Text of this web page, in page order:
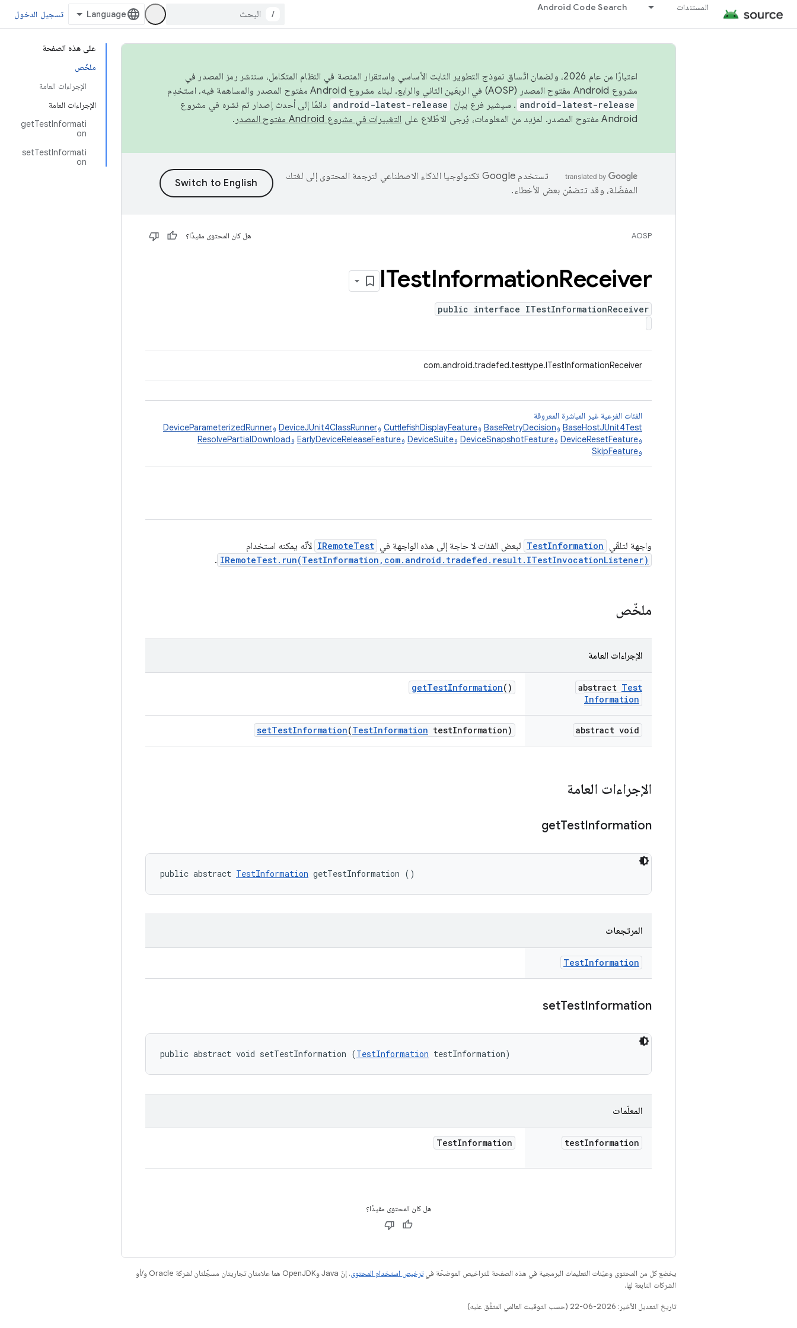
المستندات Android Code Search
/ تسجيل الدخول
على هذه الصفحة
ملخّص
الإجراءات العامة
الإجراءات العامة
getTestInformati
on
setTestInformati
on
اعتبارًا من عام 2026، ولضمان اتّساق نموذج التطوير الثابت الأساسي واستقرار المنصة في النظام المتكامل، سننشر رمز المصدر في
مشروع Android مفتوح المصدر (AOSP) في الربعَين الثاني والرابع. لبناء مشروع Android مفتوح المصدر والمساهمة فيه، استخدِم
android-latest-release . سيشير فرع بيان android-latest-release دائمًا إلى أحدث إصدار تم نشره في مشروع
Android مفتوح المصدر. لمزيد من المعلومات، يُرجى الاطّلاع على
التغييرات في مشروع Android مفتوح المصدر .
تستخدم Google تكنولوجيا الذكاء الاصطناعي لترجمة المحتوى إلى لغتك
المفضّلة، وقد تتضمّن بعض الأخطاء.
AOSP هل كان المحتوى مفيدًا؟
ITestInformationReceiver
public interface ITestInformationReceiver
com.android.tradefed.testtype.ITestInformationReceiver
الفئات الفرعية غير المباشرة المعروفة
BaseHostJUnit4Test وBaseRetryDecision وCuttlefishDisplayFeature وDeviceJUnit4ClassRunner وDeviceParameterizedRunner
وDeviceResetFeature وDeviceSnapshotFeature وDeviceSuite وEarlyDeviceReleaseFeature وResolvePartialDownload
وSkipFeature
واجهة لتلقّي TestInformation لبعض الفئات لا حاجة إلى هذه الواجهة في IRemoteTest لأنّه يمكنه استخدام
IRemoteTest.run(TestInformation,com.android.tradefed.result.ITestInvocationListener)
.
ملخّص
الإجراءات العامة
abstract Test
Information
getTestInformation()
abstract void
setTestInformation(TestInformation testInformation)
الإجراءات العامة
getTestInformation
public abstract TestInformation getTestInformation ()
المرتجعات
TestInformation
setTestInformation
public abstract void setTestInformation (TestInformation testInformation)
المعلَمات
testInformation
TestInformation
هل كان المحتوى مفيدًا؟
يخضع كل من المحتوى وعيّنات التعليمات البرمجية في هذه الصفحة للتراخيص الموضحّة فيترخيص استخدام المحتوى
. إنّ Java وOpenJDK هما علامتان تجاريتان مسجَّلتان لشركة Oracle و/أو
الشركات التابعة لها.
تاريخ التعديل الأخير: 2026-06-22 (حسب التوقيت العالمي المتفَّق عليه)